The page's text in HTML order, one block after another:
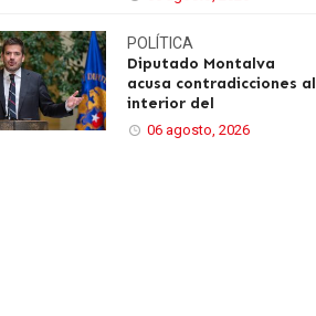
POLÍTICA
Diputado Montalva
acusa contradicciones al
interior del
06 agosto, 2026